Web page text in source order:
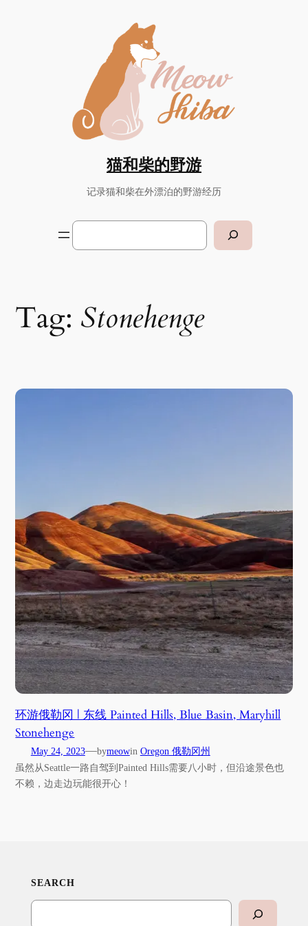
猫和柴的野游
记录猫和柴在外漂泊的野游经历
Search
Tag: Stonehenge
环游俄勒冈 | 东线 Painted Hills, Blue Basin, Maryhill
Stonehenge
May 24, 2023—bymeowin Oregon 俄勒冈州
虽然从Seattle一路自驾到Painted Hills需要八小时，但沿途景色也
不赖，边走边玩能很开心！
SEARCH
Search